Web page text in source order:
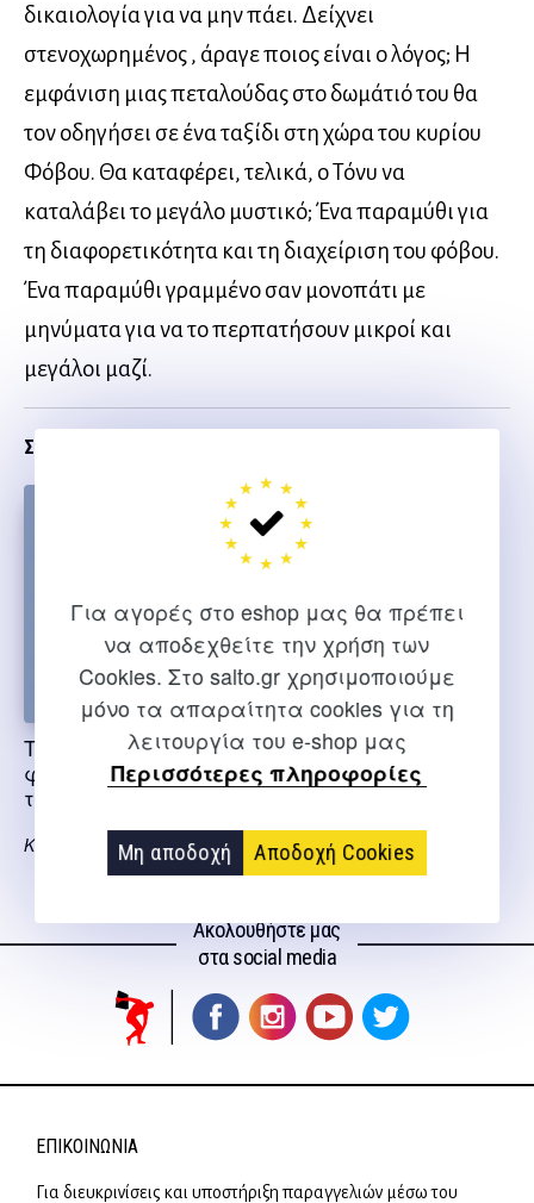
Για αγορές στο eshop μας θα πρέπει
να αποδεχθείτε την χρήση των
Cookies. Στο salto.gr χρησιμοποιούμε
μόνο τα απαραίτητα cookies για τη
λειτουργία του e-shop μας
Περισσότερες πληροφορίες
Μη αποδοχή Αποδοχή Cookies
δικαιολογία για να μην πάει. Δείχνει
στενοχωρημένος , άραγε ποιος είναι ο λόγος; Η
εμφάνιση μιας πεταλούδας στο δωμάτιό του θα
τον οδηγήσει σε ένα ταξίδι στη χώρα του κυρίου
Φόβου. Θα καταφέρει, τελικά, ο Τόνυ να
καταλάβει το μεγάλο μυστικό; Ένα παραμύθι για
τη διαφορετικότητα και τη διαχείριση του φόβου.
Ένα παραμύθι γραμμένο σαν μονοπάτι με
μηνύματα για να το περπατήσουν μικροί και
μεγάλοι μαζί.
Σχετικα
Τεν και Νις με το
φίλο τους το Λάκη
το Μπαλάκι
Καραγιάννη Όλγα
Ακολουθήστε μας
στα social media
ΕΠΙΚΟΙΝΩΝΊΑ
Για διευκρινίσεις και υποστήριξη παραγγελιών μέσω του